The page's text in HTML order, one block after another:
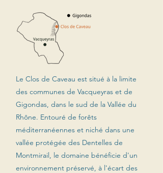
Le Clos de Caveau est situé à la limite
des communes de Vacqueyras et de
Gigondas, dans le sud de la Vallée du
Rhône. Entouré de forêts
méditerranéennes et niché dans une
vallée protégée des Dentelles de
Montmirail, le domaine bénéficie d'un
environnement préservé, à l'écart des